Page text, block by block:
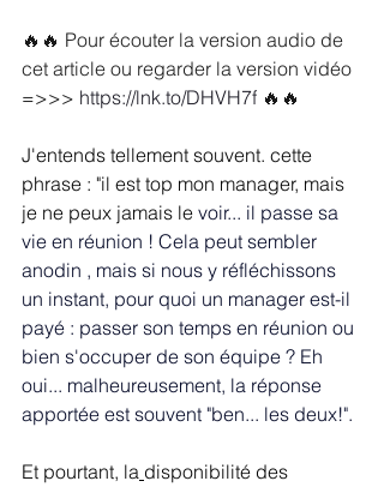
🔥🔥 Pour écouter la version audio de
cet article ou regarder la version vidéo
=>>> https://lnk.to/DHVH7f 🔥🔥
J'entends tellement souvent. cette
phrase : "il est top mon manager, mais
je ne peux jamais le voir... il passe sa
vie en réunion ! Cela peut sembler
anodin , mais si nous y réfléchissons
un instant, pour quoi un manager est-il
payé : passer son temps en réunion ou
bien s'occuper de son équipe ? Eh
oui... malheureusement, la réponse
apportée est souvent "ben... les deux!".
Et pourtant, la disponibilité des